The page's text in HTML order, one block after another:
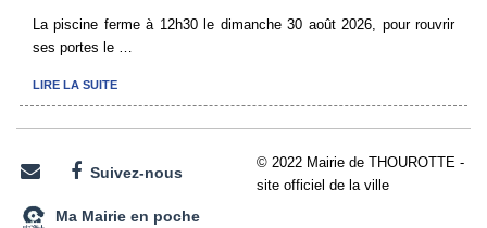
La piscine ferme à 12h30 le dimanche 30 août 2026, pour rouvrir
ses portes le …
LIRE LA SUITE
Suivez-nous
Ma Mairie en poche
© 2022 Mairie de THOUROTTE -
site officiel de la ville